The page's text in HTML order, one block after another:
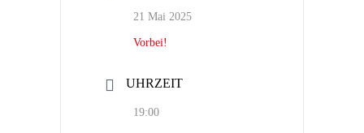
21 Mai 2025
Vorbei!
UHRZEIT
19:00